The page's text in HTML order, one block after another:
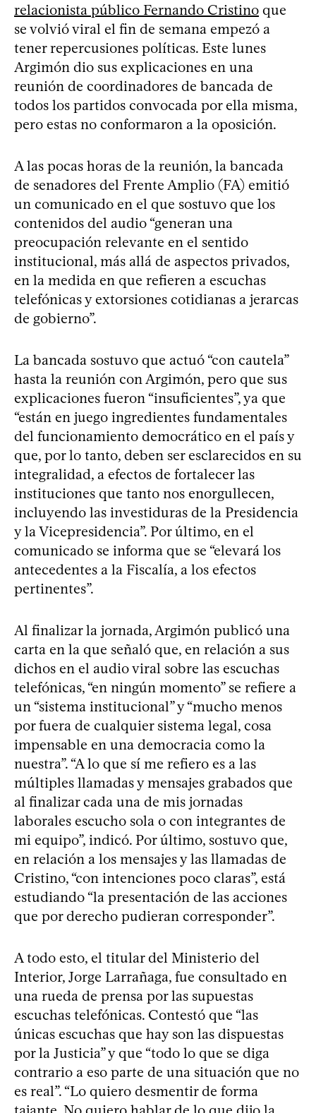
relacionista público Fernando Cristino que
se volvió viral el fin de semana empezó a
tener repercusiones políticas. Este lunes
Argimón dio sus explicaciones en una
reunión de coordinadores de bancada de
todos los partidos convocada por ella misma,
pero estas no conformaron a la oposición.
A las pocas horas de la reunión, la bancada
de senadores del Frente Amplio (FA) emitió
un comunicado en el que sostuvo que los
contenidos del audio “generan una
preocupación relevante en el sentido
institucional, más allá de aspectos privados,
en la medida en que refieren a escuchas
telefónicas y extorsiones cotidianas a jerarcas
de gobierno”.
La bancada sostuvo que actuó “con cautela”
hasta la reunión con Argimón, pero que sus
explicaciones fueron “insuficientes”, ya que
“están en juego ingredientes fundamentales
del funcionamiento democrático en el país y
que, por lo tanto, deben ser esclarecidos en su
integralidad, a efectos de fortalecer las
instituciones que tanto nos enorgullecen,
incluyendo las investiduras de la Presidencia
y la Vicepresidencia”. Por último, en el
comunicado se informa que se “elevará los
antecedentes a la Fiscalía, a los efectos
pertinentes”.
Al finalizar la jornada, Argimón publicó una
carta en la que señaló que, en relación a sus
dichos en el audio viral sobre las escuchas
telefónicas, “en ningún momento” se refiere a
un “sistema institucional” y “mucho menos
por fuera de cualquier sistema legal, cosa
impensable en una democracia como la
nuestra”. “A lo que sí me refiero es a las
múltiples llamadas y mensajes grabados que
al finalizar cada una de mis jornadas
laborales escucho sola o con integrantes de
mi equipo”, indicó. Por último, sostuvo que,
en relación a los mensajes y las llamadas de
Cristino, “con intenciones poco claras”, está
estudiando “la presentación de las acciones
que por derecho pudieran corresponder”.
A todo esto, el titular del Ministerio del
Interior, Jorge Larrañaga, fue consultado en
una rueda de prensa por las supuestas
escuchas telefónicas. Contestó que “las
únicas escuchas que hay son las dispuestas
por la Justicia” y que “todo lo que se diga
contrario a eso parte de una situación que no
es real”. “Lo quiero desmentir de forma